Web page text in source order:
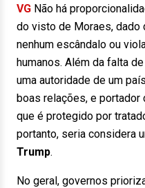
VG Não há
do visto de Moraes, dado
nenhum escândalo ou
humanos. Além da falta
uma autoridade de um
boas relações, e
que é protegido por
portanto, seria considera
Trump.
No geral, governos